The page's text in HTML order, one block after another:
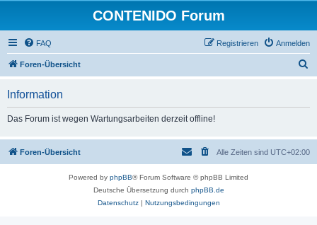
CONTENIDO Forum
FAQ Anmelden
Registrieren
Foren-Übersicht
Information
Das Forum ist wegen Wartungsarbeiten derzeit offline!
Foren-Übersicht Alle Zeiten sind UTC+02:00
Powered by phpBB® Forum Software © phpBB Limited
Deutsche Übersetzung durch phpBB.de
Datenschutz| Nutzungsbedingungen